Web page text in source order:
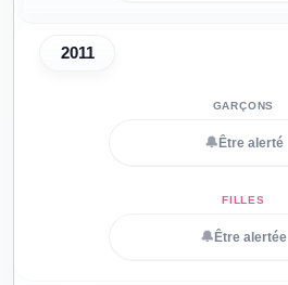
2011
🔔 Être alerté
🔔 Être alertée